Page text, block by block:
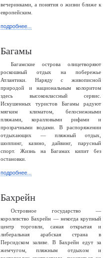
вечеринками, а понятия о жизни ближе к
европейским.
подробнее...
Багамы
Багамские острова олицетворяют
роскошный отдых на побережье
Атлантики. Наряду с живописной
природой и национальным колоритом
здесь высококлассный сервис.
Искушенных туристов Багамы радуют
мягким климатом, белоснежными
пляжами, коралловыми рифами и
прозрачными водами. В распоряжении
отдыхающих — пляжный отдых,
шоппинг, казино, дайвинг, парусный
спорт. Жизнь на Багамах кипит без
остановки.
подробнее...
Бахрейн
Островное государство —
королевство Бахрейн — некогда крупный
центр торговли, самая открытая и
либеральная арабская страна в
Персидском заливе. В Бахрейн едут за
жемчугом, пляжным отдыхом и